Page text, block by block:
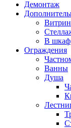
Демонтаж
В шкаф
Ограждения
Ванны
Душа